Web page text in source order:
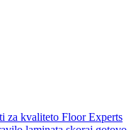
za kvaliteto Floor Experts